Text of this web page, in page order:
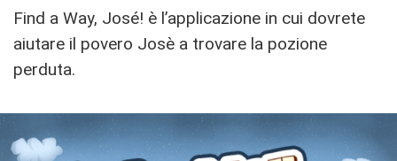
Find a Way, José! è l’applicazione in cui dovrete
aiutare il povero Josè a trovare la pozione
perduta.